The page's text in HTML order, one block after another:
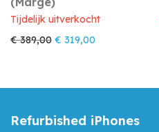
Tijdelijk uitverkocht
€389,00 Oorspronkelijke prijs
€ 319,00 Huidige prijs
Refurbished iPhones